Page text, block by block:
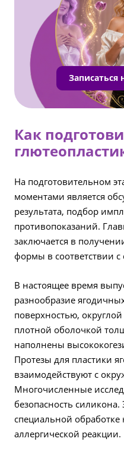
Записаться
Как
На подготовительном
моментами является
результата, подбор
противопоказаний.
заключается в
формы в соответствии
В настоящее время
разнообразие
поверхностью,
плотной оболочкой
наполнены
Протезы для пластики
взаимодействуют с
Многочисленные
безопасность силикона.
специальной
аллергической реакции.